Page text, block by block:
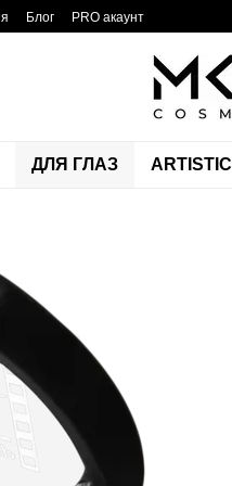
Блог PRO акаунт
ДЛЯ ГЛАЗ ARTISTIC